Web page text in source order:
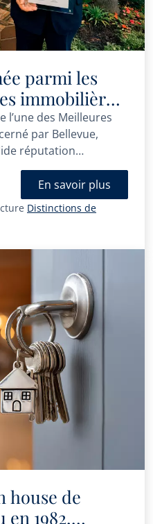
parmi les
immobilières
l’une des Meilleures
par Bellevue,
réputation
professionnelle.
En savoir plus
Distinctions de
house de
1982,